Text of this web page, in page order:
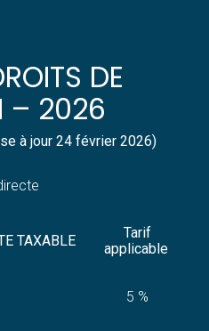
DE
– 2026
à jour 24 février 2026)
TAXABLE
Tarif
applicable
5 %